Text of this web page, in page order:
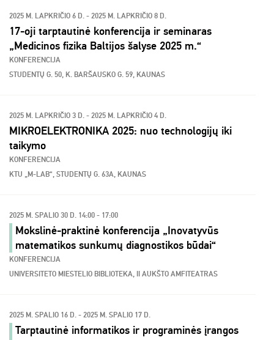
2025 M. LAPKRIČIO 6 D. - 2025 M. LAPKRIČIO 8 D.
17-oji tarptautinė konferencija ir seminaras
„Medicinos fizika Baltijos šalyse 2025 m.“
KONFERENCIJA
STUDENTŲ G. 50, K. BARŠAUSKO G. 59, KAUNAS
2025 M. LAPKRIČIO 3 D. - 2025 M. LAPKRIČIO 4 D.
MIKROELEKTRONIKA 2025: nuo technologijų iki
taikymo
KONFERENCIJA
KTU „M-LAB“, STUDENTŲ G. 63A, KAUNAS
2025 M. SPALIO 30 D. 14:00 - 17:00
Mokslinė-praktinė konferencija „Inovatyvūs
matematikos sunkumų diagnostikos būdai“
KONFERENCIJA
UNIVERSITETO MIESTELIO BIBLIOTEKA, II AUKŠTO AMFITEATRAS
2025 M. SPALIO 16 D. - 2025 M. SPALIO 17 D.
Tarptautinė informatikos ir programinės įrangos